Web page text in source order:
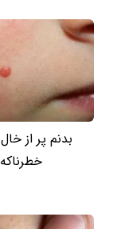
بدنم پر از